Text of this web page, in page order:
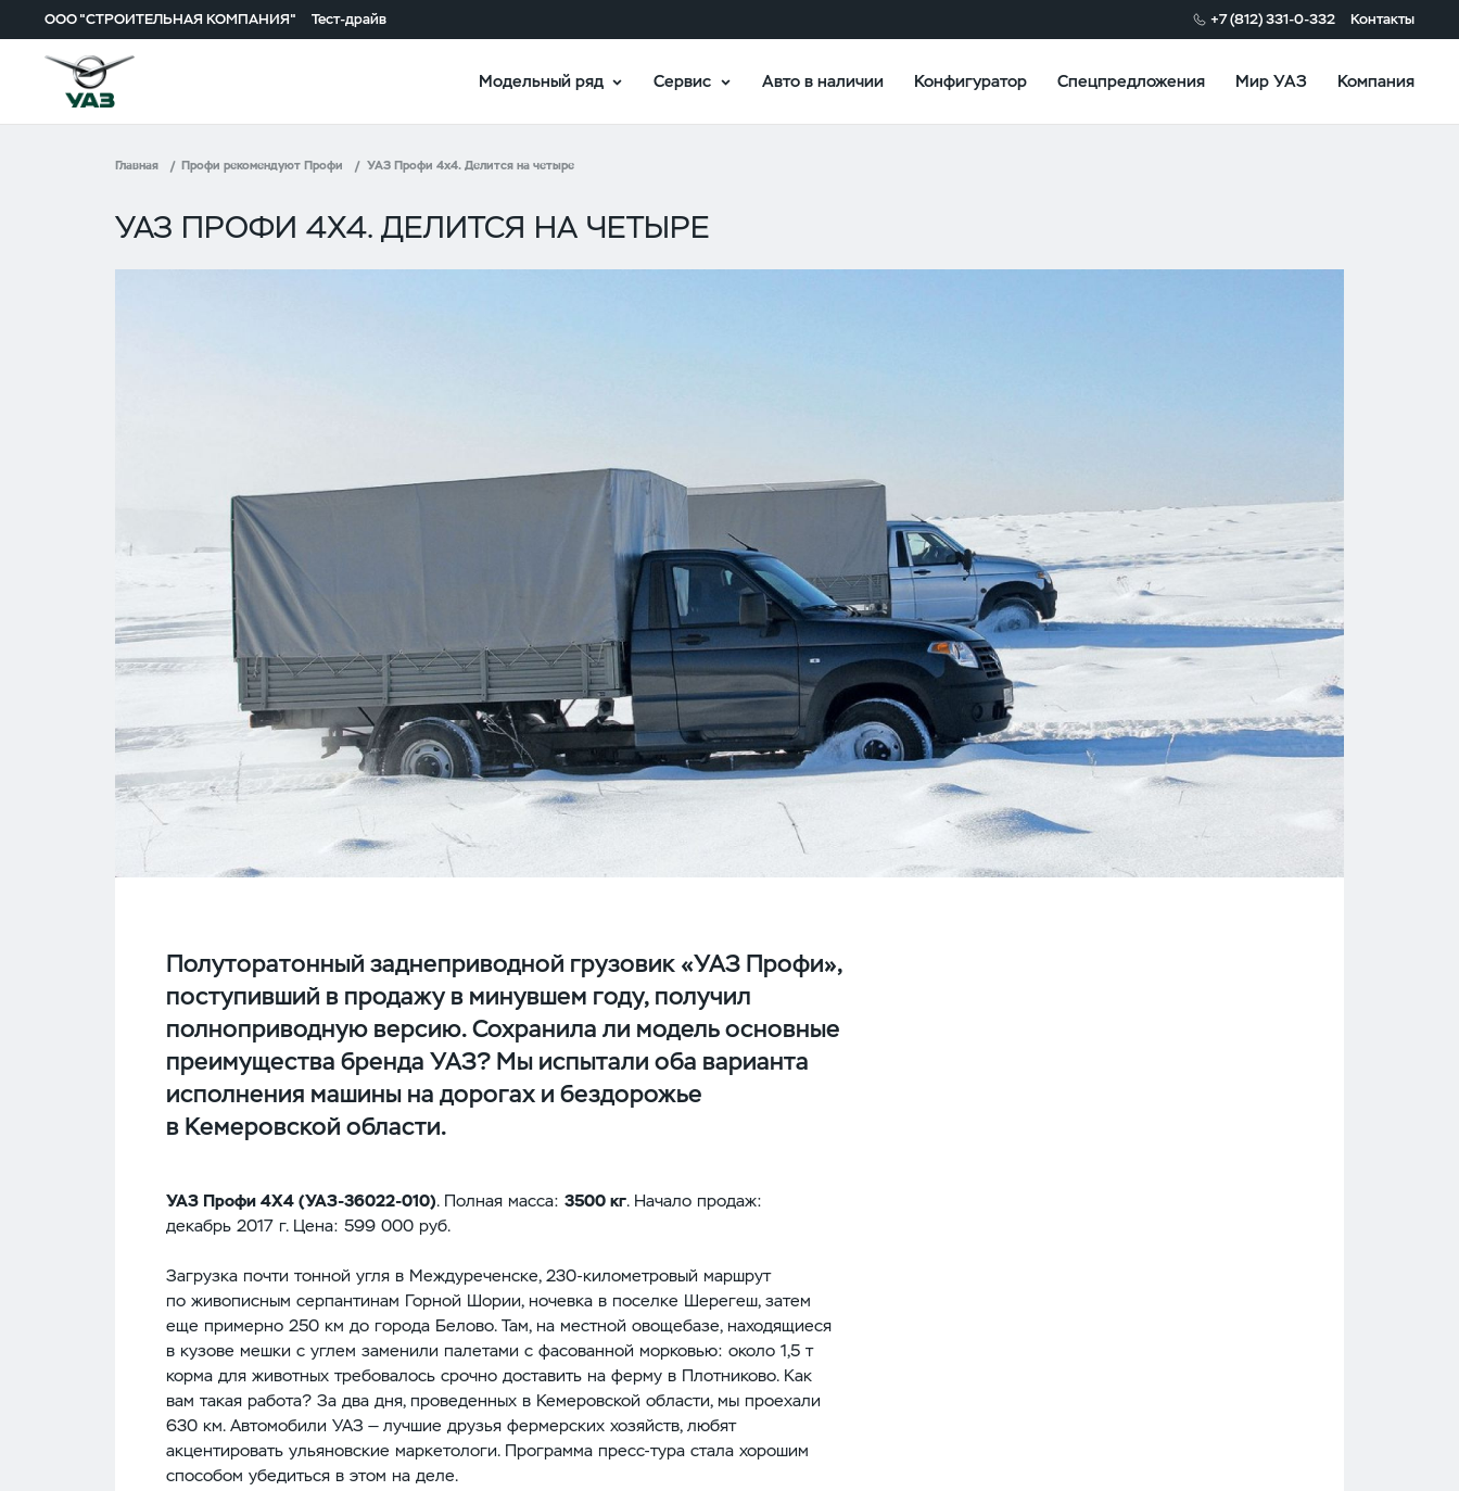
ООО "СТРОИТЕЛЬНАЯ КОМПАНИЯ" Тест-драйв +7 (812) 331-0-332 Контакты
Модельный ряд Сервис Авто в наличии Конфигуратор Спецпредложения Мир УАЗ Компания
Главная Профи рекомендуют Профи УАЗ Профи 4x4. Делится на четыре
УАЗ ПРОФИ 4X4. ДЕЛИТСЯ НА ЧЕТЫРЕ
Полуторатонный заднеприводной грузовик «УАЗ Профи»,
поступивший в продажу в минувшем году, получил
полноприводную версию. Сохранила ли модель основные
преимущества бренда УАЗ? Мы испытали оба варианта
исполнения машины на дорогах и бездорожье
в Кемеровской области.
УАЗ Профи 4Х4 (УАЗ-36022‑010). Полная масса:3500 кг. Начало продаж:
декабрь 2017 г. Цена: 599 000 руб.
Загрузка почти тонной угля в Междуреченске, 230‑километровый маршрут
по живописным серпантинам Горной Шории, ночевка в поселке Шерегеш, затем
еще примерно 250 км до города Белово. Там, на местной овощебазе, находящиеся
в кузове мешки с углем заменили палетами с фасованной морковью: около 1,5 т
корма для животных требовалось срочно доставить на ферму в Плотниково. Как
вам такая работа? За два дня, проведенных в Кемеровской области, мы проехали
630 км. Автомобили УАЗ — лучшие друзья фермерских хозяйств, любят
акцентировать ульяновские маркетологи. Программа пресс-тура стала хорошим
способом убедиться в этом на деле.